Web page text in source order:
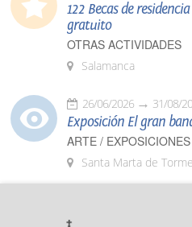
122 Becas de
gratuito
OTRAS ACTIVIDADES
Salamanca
26/06/2026 31/08/
Exposición El gran
ARTE / EXPOSICIONES
Santa Marta de